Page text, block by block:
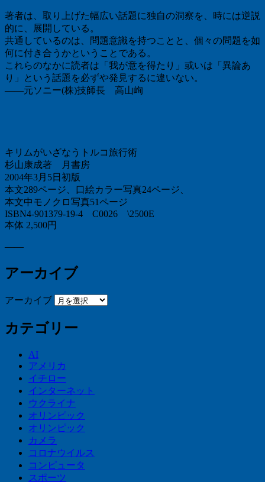
著者は、取り上げた幅広い話題に独自の洞察を、時には逆説
的に、展開している。
共通しているのは、問題意識を持つことと、個々の問題を如
何に付き合うかということである。
これらのなかに読者は「我が意を得たり」或いは「異論あ
り」という話題を必ずや発見するに違いない。
――元ソニー(株)技師長 高山峋
キリムがいざなうトルコ旅行術
杉山康成著 月書房
2004年3月5日初版
本文289ページ、口絵カラー写真24ページ、
本文中モノクロ写真51ページ
ISBN4-901379-19-4 C0026 \2500E
本体 2,500円
——
アーカイブ
アーカイブ
カテゴリー
AI
アメリカ
イチロー
インターネット
ウクライナ
オリンピック
オリンピック
カメラ
コロナウイルス
コンピュータ
スポーツ